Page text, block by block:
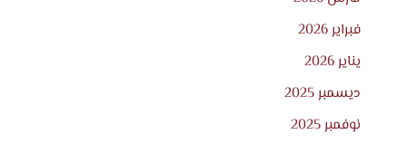
فبراير 2026
يناير 2026
ديسمبر 2025
نوفمبر 2025